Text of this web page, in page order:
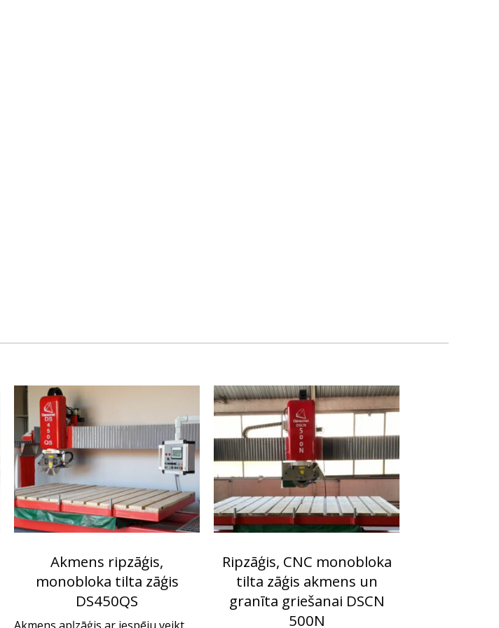
Akmens ripzāģis,
monobloka tilta zāģis
DS450QS
Ripzāģis, CNC monobloka
tilta zāģis akmens un
granīta griešanai DSCN
500N